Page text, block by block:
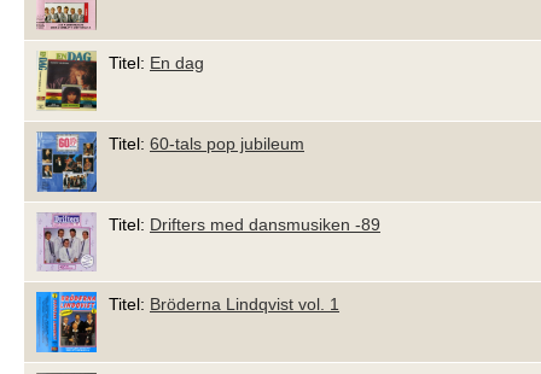
Titel: En dag
Titel: 60-tals pop jubileum
Titel: Drifters med dansmusiken -89
Titel: Bröderna Lindqvist vol. 1